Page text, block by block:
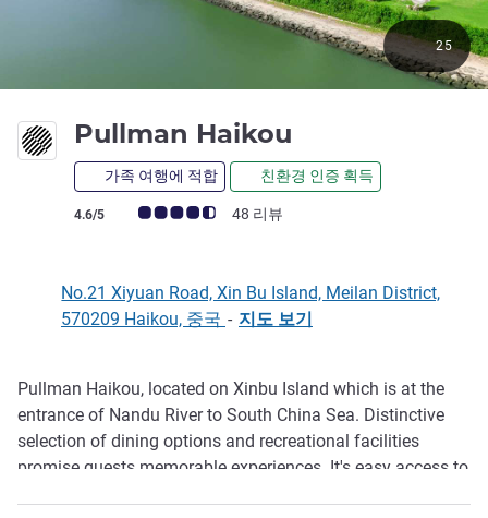
Pullman Haikou
가족 여행에 적합 친환경 인증 획득
고객 평점 (ALL 평가)
4.6/5 48 리뷰
25
No.21 Xiyuan Road, Xin Bu Island, Meilan District,
570209 Haikou, 중국 - 지도 보기
호텔설명
Pullman Haikou, located on Xinbu Island which is at the
entrance of Nandu River to South China Sea. Distinctive
selection of dining options and recreational facilities
promise guests memorable experiences. It's easy access to